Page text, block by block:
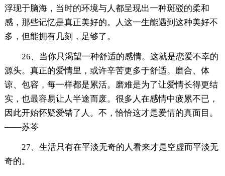
浮现于脑海，当时的环境与人都呈现出一种斑驳的柔和
感，那些记忆是真正美好的。人这一生能遇到这种美好不
多，但能拥有几刻，足够了。
26、当你只渴望一种舒适的感情。这就是恋爱不幸的
源头。真正的爱情里，或许辛苦更多于舒适。磨合、体
谅、包容，每一样都是累活。磨难是为了让爱情长得更结
实，也最容易让人半途而废。很多人在感情中疲累不已，
因此开始怀疑爱错了人。不，恰恰这才是爱情的真面目。
——苏芩
27、生活只有在平淡无奇的人看来才是空虚而平淡无
奇的。